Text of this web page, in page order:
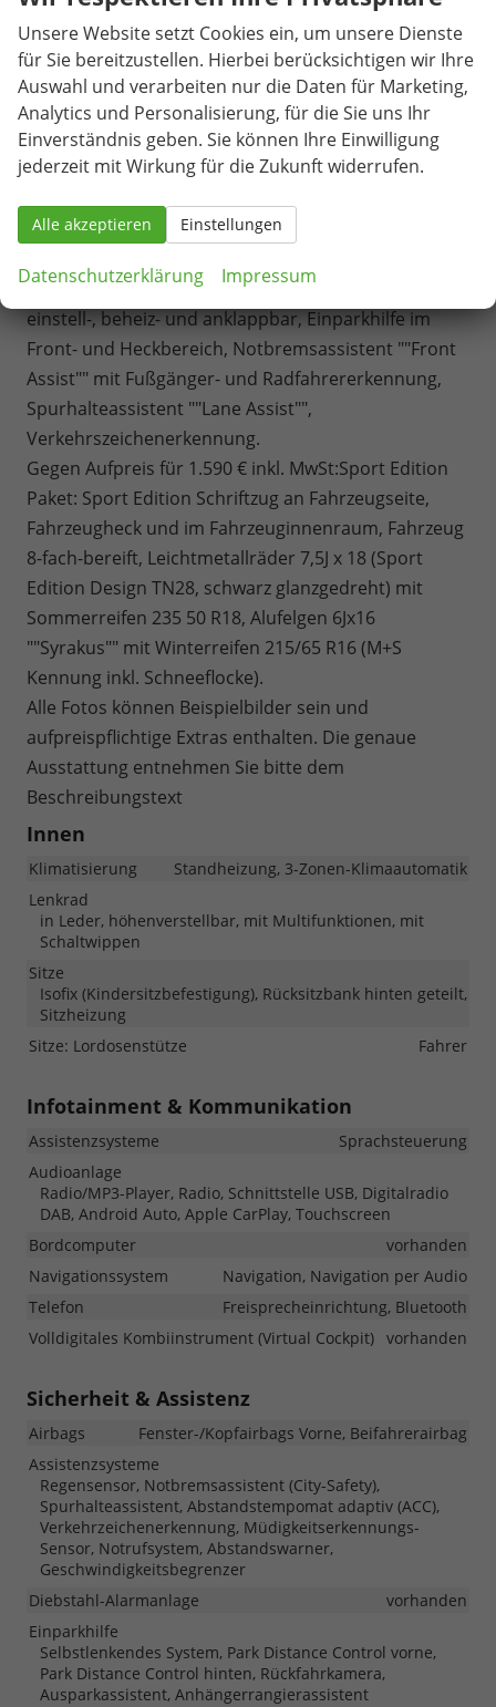
Außenspiegelgehäuse in Schwarz hochglanz,
Bodenbelag im Fahrgastraum mit trittverstärktem
Velours-Teppichboden, Scheinwerferleiste schwarz,
Umfeldbeleuchtung Türbereich, Infotainment:
WirelessMirror Link/App-Connect, Navigation
über App Connect möglich (kompatibles
Bluetooth Schnittstelle, Sicherheit und
Müdigkeitserkennung, Außenspiegel, elektrisch
einstell-, beheiz- und anklappbar, Einparkhilfe im
Front- und Heckbereich, Notbremsassistent ""Front
Assist"" mit Fußgänger- und Radfahrererkennung,
Spurhalteassistent ""Lane Assist"",
Verkehrszeichenerkennung.
Gegen Aufpreis für 1.590 € inkl. MwSt:Sport Edition
Paket: Sport Edition Schriftzug an Fahrzeugseite,
Fahrzeugheck und im Fahrzeuginnenraum, Fahrzeug
8-fach-bereift, Leichtmetallräder 7,5J x 18 (Sport
Edition Design TN28, schwarz glanzgedreht) mit
Sommerreifen 235 50 R18, Alufelgen 6Jx16
""Syrakus"" mit Winterreifen 215/65 R16 (M+S
Kennung inkl. Schneeflocke).
Alle Fotos können Beispielbilder sein und
aufpreispflichtige Extras enthalten. Die genaue
Ausstattung entnehmen Sie bitte dem
Beschreibungstext
Innen
Klimatisierung
Standheizung, 3-Zonen-Klimaautomatik
Lenkrad
in Leder, höhenverstellbar, mit Multifunktionen, mit
Schaltwippen
Sitze
Isofix (Kindersitzbefestigung), Rücksitzbank hinten geteilt,
Sitzheizung
Sitze: Lordosenstütze
Fahrer
Infotainment & Kommunikation
Assistenzsysteme
Sprachsteuerung
Audioanlage
Radio/MP3-Player, Radio, Schnittstelle USB, Digitalradio
DAB, Android Auto, Apple CarPlay, Touchscreen
Bordcomputer
vorhanden
Navigationssystem
Navigation, Navigation per Audio
Telefon
Freisprecheinrichtung, Bluetooth
Volldigitales Kombiinstrument (Virtual Cockpit) vorhanden
Sicherheit & Assistenz
Airbags
Fenster-/Kopfairbags Vorne, Beifahrerairbag
Assistenzsysteme
Regensensor, Notbremsassistent (City-Safety),
Spurhalteassistent, Abstandstempomat adaptiv (ACC),
Verkehrzeichenerkennung, Müdigkeitserkennungs-
Sensor, Notrufsystem, Abstandswarner,
Geschwindigkeitsbegrenzer
Diebstahl-Alarmanlage
vorhanden
Einparkhilfe
Selbstlenkendes System, Park Distance Control vorne,
Park Distance Control hinten, Rückfahrkamera,
Ausparkassistent, Anhängerrangierassistent
Unsere Website setzt Cookies ein, um unsere Dienste
für Sie bereitzustellen. Hierbei berücksichtigen wir Ihre
Auswahl und verarbeiten nur die Daten für Marketing,
Analytics und Personalisierung, für die Sie uns Ihr
Einverständnis geben. Sie können Ihre Einwilligung
jederzeit mit Wirkung für die Zukunft widerrufen.
Alle akzeptieren Einstellungen
Datenschutzerklärung Impressum